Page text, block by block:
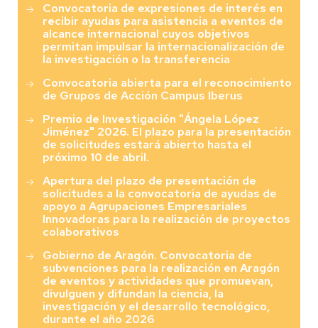
Convocatoria de expresiones de interés en
recibir ayudas para asistencia a eventos de
alcance internacional cuyos objetivos
permitan impulsar la internacionalización de
la investigación o la transferencia
Convocatoria abierta para el reconocimiento
de Grupos de Acción Campus Iberus
Premio de Investigación "Ángela López
Jiménez" 2026. El plazo para la presentación
de solicitudes estará abierto hasta el
próximo 10 de abril.
Apertura del plazo de presentación de
solicitudes a la convocatoria de ayudas de
apoyo a Agrupaciones Empresariales
Innovadoras para la realización de proyectos
colaborativos
Gobierno de Aragón. Convocatoria de
subvenciones para la realización en Aragón
de eventos y actividades que promuevan,
divulguen y difundan la ciencia, la
investigación y el desarrollo tecnológico,
durante el año 2026